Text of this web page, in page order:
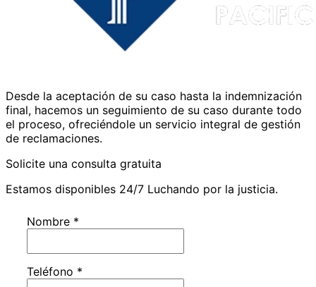
Desde la aceptación de su caso hasta la indemnización
final, hacemos un seguimiento de su caso durante todo
el proceso, ofreciéndole un servicio integral de gestión
de reclamaciones.
Solicite una consulta gratuita
Estamos disponibles 24/7 Luchando por la justicia.
Nombre *
Teléfono *